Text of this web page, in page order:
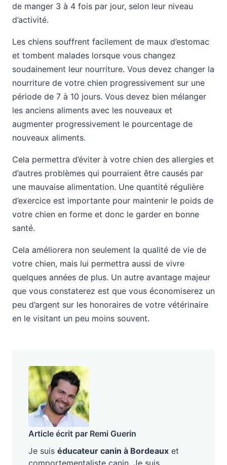
de manger 3 à 4 fois par jour, selon leur niveau
d’activité.
Les chiens souffrent facilement de maux d’estomac
et tombent malades lorsque vous changez
soudainement leur nourriture. Vous devez changer la
nourriture de votre chien progressivement sur une
période de 7 à 10 jours. Vous devez bien mélanger
les anciens aliments avec les nouveaux et
augmenter progressivement le pourcentage de
nouveaux aliments.
Cela permettra d’éviter à votre chien des allergies et
d’autres problèmes qui pourraient être causés par
une mauvaise alimentation. Une quantité régulière
d’exercice est importante pour maintenir le poids de
votre chien en forme et donc le garder en bonne
santé.
Cela améliorera non seulement la qualité de vie de
votre chien, mais lui permettra aussi de vivre
quelques années de plus. Un autre avantage majeur
que vous constaterez est que vous économiserez un
peu d’argent sur les honoraires de votre vétérinaire
en le visitant un peu moins souvent.
Article écrit par Remi Guerin
Je suis éducateur canin à Bordeaux et
comportementaliste canin. Je suis